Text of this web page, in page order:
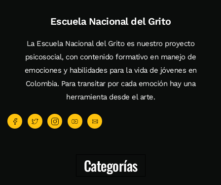
Escuela Nacional del Grito
La Escuela Nacional del Grito es nuestro proyecto
psicosocial, con contenido formativo en manejo de
emociones y habilidades para la vida de jóvenes en
Colombia. Para transitar por cada emoción hay una
herramienta desde el arte.
Categorías